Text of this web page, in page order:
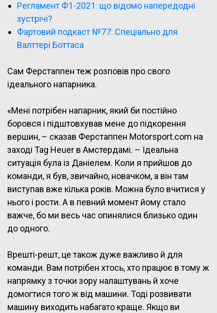
Регламент Ф1-2021: що відомо напередодні
зустрічі?
Фартовий подкаст №77: Спеціально для
Валттері Боттаса
Сам Ферстаппен теж розповів про свого
ідеального напарника.
«Мені потрібен напарник, який би постійно
боровся і підштовхував мене до підкорення
вершин, – сказав Ферстаппен Motorsport.com на
заході Tag Heuer в Амстердамі. – Ідеальна
ситуація була із Даніелем. Коли я прийшов до
команди, я був, звичайно, новачком, а він там
виступав вже кілька років. Можна було вчитися у
нього і рости. А в певний момент йому стало
важче, бо ми весь час опинялися близько один
до одного.
Врешті-решт, це також дуже важливо й для
команди. Вам потрібен хтось, хто працює в тому ж
напрямку з точки зору налаштувань й хоче
домогтися того ж від машини. Тоді розвивати
машину виходить набагато краще. Якщо ви